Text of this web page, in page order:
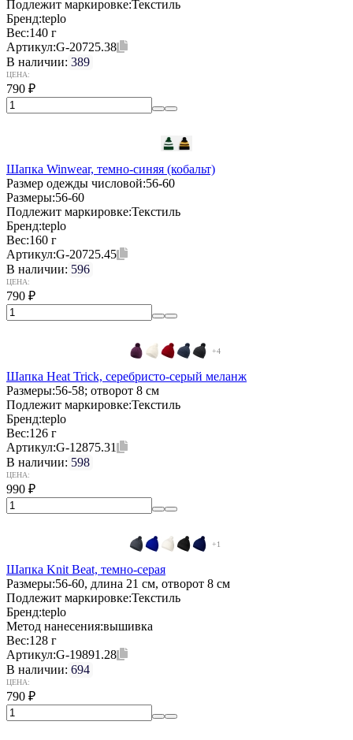
Подлежит маркировке:Текстиль
Бренд:teplo
Вес:140 г
Артикул:G-20725.38
В наличии: 389
ЦЕНА:
790 ₽
Шапка Winwear, темно-синяя (кобальт)
Размер одежды числовой:56-60
Размеры:56-60
Подлежит маркировке:Текстиль
Бренд:teplo
Вес:160 г
Артикул:G-20725.45
В наличии: 596
ЦЕНА:
790 ₽
+4
Шапка Heat Trick, серебристо-серый меланж
Размеры:56-58; отворот 8 см
Подлежит маркировке:Текстиль
Бренд:teplo
Вес:126 г
Артикул:G-12875.31
В наличии: 598
ЦЕНА:
990 ₽
+1
Шапка Knit Beat, темно-серая
Размеры:56-60, длина 21 см, отворот 8 см
Подлежит маркировке:Текстиль
Бренд:teplo
Метод нанесения:вышивка
Вес:128 г
Артикул:G-19891.28
В наличии: 694
ЦЕНА:
790 ₽